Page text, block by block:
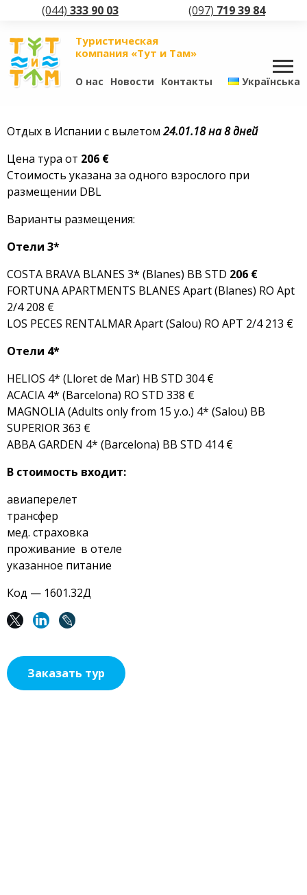
(044) 333 90 03 (097) 719 39 84
Туристическая
компания «Тут и Там»
О нас Новости Контакты Українська
Отдых в Испании с вылетом 24.01.18 на 8 дней
Цена тура от 206 €
Стоимость указана за одного взрослого при
размещении DBL
Варианты размещения:
Отели 3*
COSTA BRAVA BLANES 3* (Blanes) BB STD 206 €
FORTUNA APARTMENTS BLANES Apart (Blanes) RO Apt
2/4 208 €
LOS PECES RENTALMAR Apart (Salou) RO APT 2/4 213 €
Отели 4*
HELIOS 4* (Lloret de Mar) HB STD 304 €
ACACIA 4* (Barcelona) RO STD 338 €
MAGNOLIA (Adults only from 15 y.o.) 4* (Salou) BB
SUPERIOR 363 €
ABBA GARDEN 4* (Barcelona) BB STD 414 €
В стоимость входит:
авиаперелет
трансфер
мед. страховка
проживание в отеле
указанное питание
Код — 1601.32Д
Заказать тур